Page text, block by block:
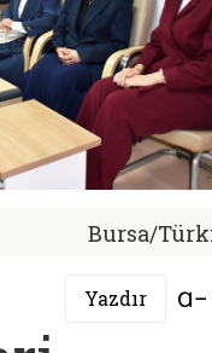
Bursa/
Yazdır